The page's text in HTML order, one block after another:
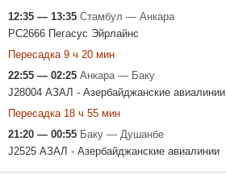
12:35 — 13:35 Стамбул — Анкара
PC2666 Пегасус Эйрлайнс
Пересадка 9 ч 20 мин
22:55 — 02:25 Анкара — Баку
J28004 АЗАЛ - Азербайджанские авиалинии
Пересадка 18 ч 55 мин
21:20 — 00:55 Баку — Душанбе
J2525 АЗАЛ - Азербайджанские авиалинии